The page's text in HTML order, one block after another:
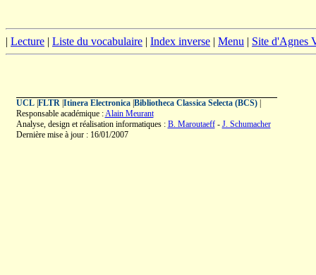
| Lecture | Liste du vocabulaire | Index inverse | Menu | Site d'Agnes
UCL| FLTR| Itinera Electronica| Bibliotheca Classica Selecta (BCS)|
Responsable académique :Alain Meurant
Analyse, design et réalisation informatiques : B. Maroutaeff- J. Schumacher
Dernière mise à jour : 16/01/2007